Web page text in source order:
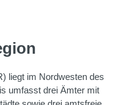
liegt im Nordwesten des
umfasst drei Ämter mit